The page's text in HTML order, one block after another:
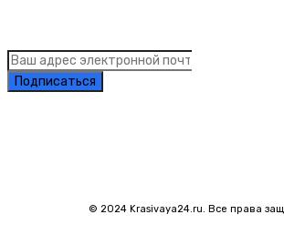
Подписаться
© 2024 Krasivaya24.ru. Все права